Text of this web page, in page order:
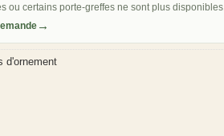
ou certains porte-greffes ne sont plus disponibles.
→
d'ornement